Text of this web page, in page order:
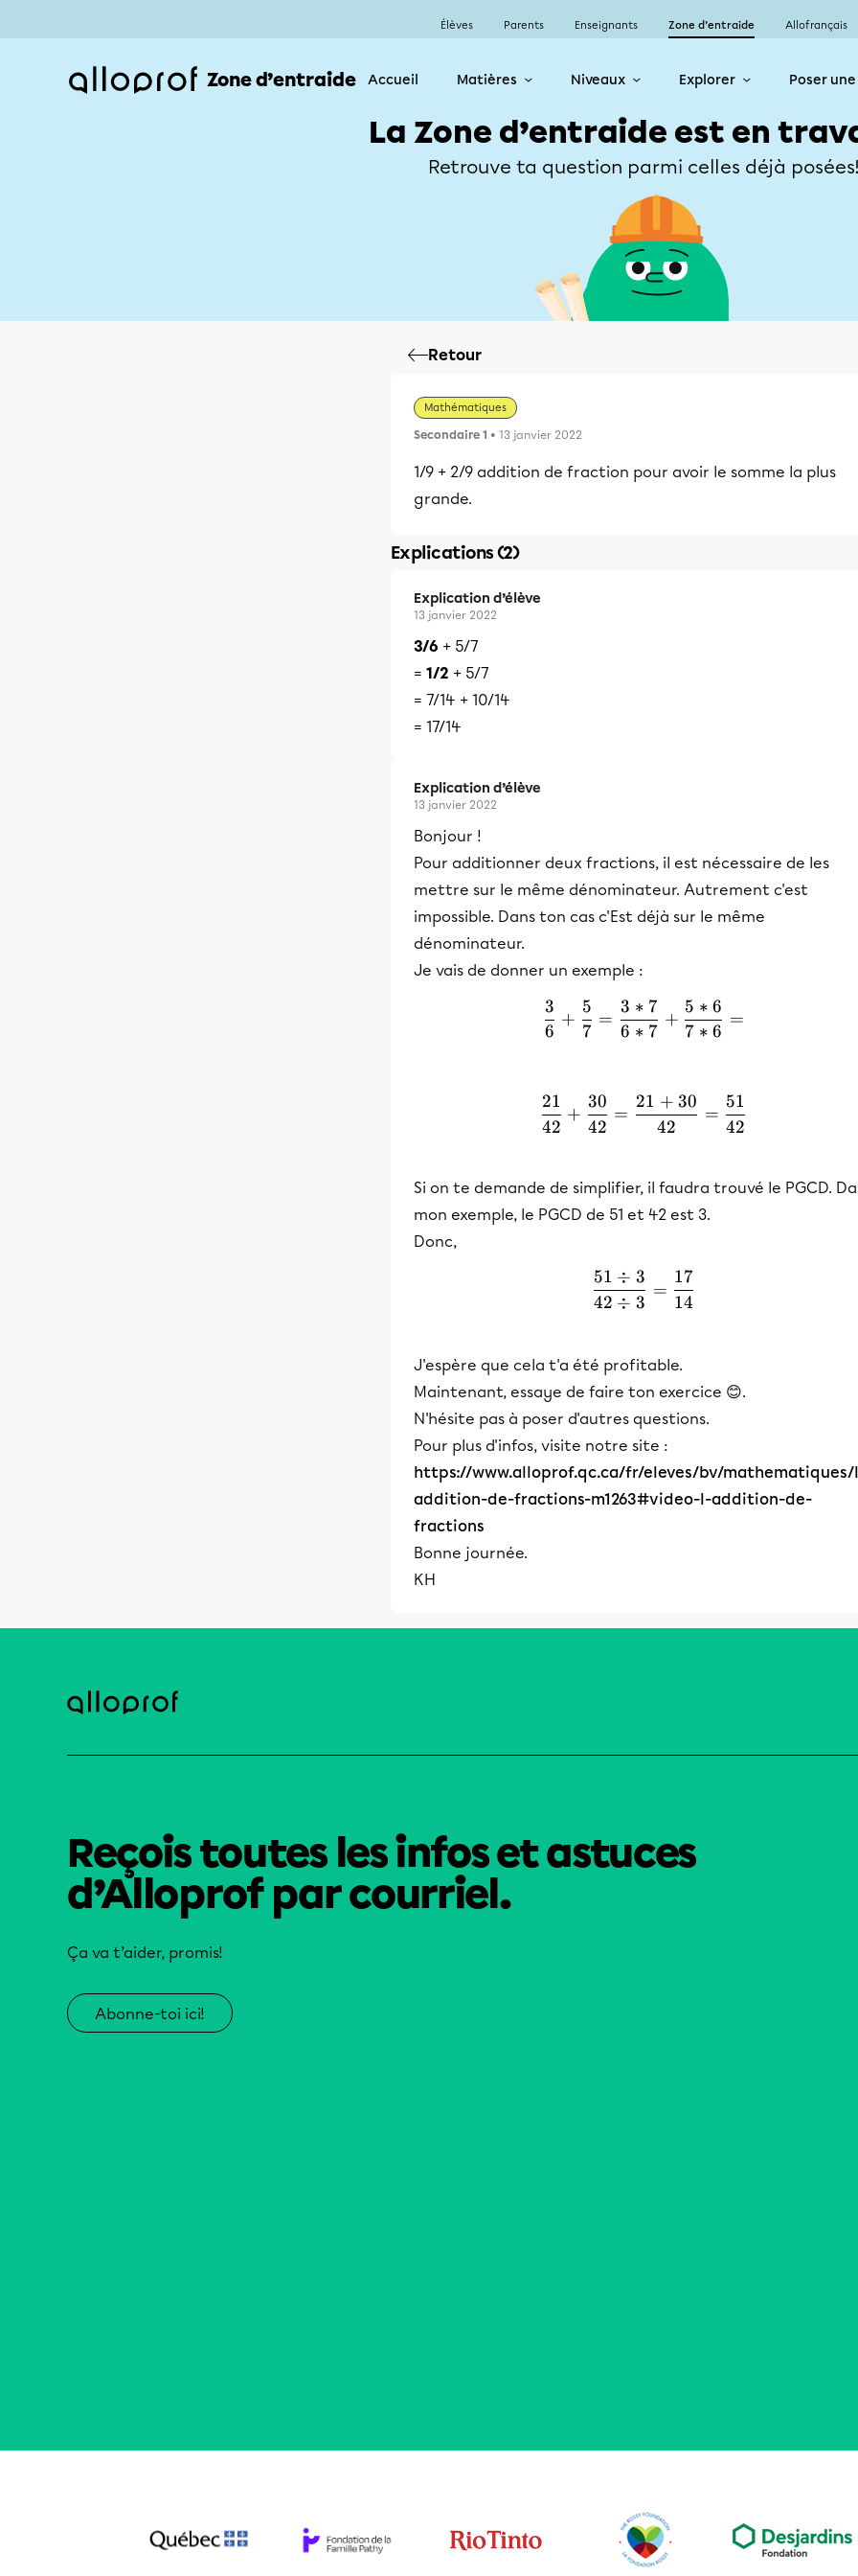
Élèves Parents Enseignants Zone d’entraide Allofrançais
Zone d’entraide Accueil Matières Niveaux Explorer Poser
La Zone d’entraide est en
Retrouve ta question parmi celles déjà
Retour
Mathématiques
Secondaire 1 • 13 janvier 2022
1/9 + 2/9 addition de fraction pour avoir le somme la plus
grande.
Explications (2)
Explication d’élève
13 janvier 2022
3/6 + 5/7
= 1/2 + 5/7
= 7/14 + 10/14
= 17/14
Explication d’élève
13 janvier 2022
Bonjour !
Pour additionner deux fractions, il est nécessaire de les
mettre sur le même dénominateur. Autrement c'est
impossible. Dans ton cas c'Est déjà sur le même
dénominateur.
Je vais de donner un exemple :
6
3
+
7
5
=
6 ∗ 7
3 ∗ 7
+
7 ∗ 6
5 ∗ 6
=
42
21
+
42
30
=
42
21 + 30
=
42
51
Si on te demande de simplifier, il faudra trouvé le PGCD.
mon exemple, le PGCD de 51 et 42 est 3.
Donc,
\frac{51÷3}{42÷3} =
42 ÷ 3
51 ÷ 3
=
14
17
J'espère que cela t'a été profitable.
Maintenant, essaye de faire ton exercice 😊.
N'hésite pas à poser d'autres questions.
Pour plus d'infos, visite notre site :
https://www.alloprof.qc.ca/fr/eleves/bv/
addition-de-fractions-m1263#video-l-addition-de-
fractions
Bonne journée.
KH
Reçois toutes les infos et astuces
d’Alloprof par courriel.
Ça va t’aider, promis!
Abonne-toi ici!